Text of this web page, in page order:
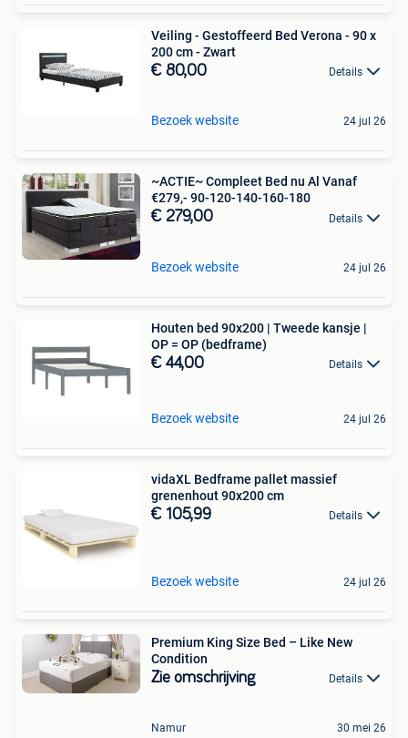
Veiling - Gestoffeerd Bed Verona - 90 x
200 cm - Zwart
€ 80,00 Details
Bezoek website 24 jul 26
~ACTIE~ Compleet Bed nu Al Vanaf
€279,- 90-120-140-160-180
€ 279,00 Details
Bezoek website 24 jul 26
Houten bed 90x200 | Tweede kansje |
OP = OP (bedframe)
€ 44,00 Details
Bezoek website 24 jul 26
vidaXL Bedframe pallet massief
grenenhout 90x200 cm
€ 105,99 Details
Bezoek website 24 jul 26
Premium King Size Bed – Like New
Condition
Zie omschrijving Details
Namur 30 mei 26